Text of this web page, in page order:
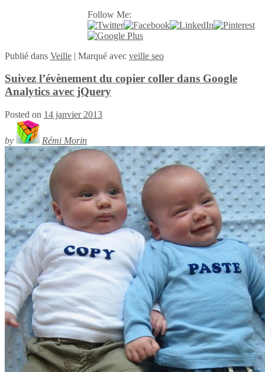
Follow Me:
Publié dans Veille | Marqué avec veille seo
Suivez l’évènement du copier coller dans Google
Analytics avec jQuery
Posted on 14 janvier 2013
by Rémi Morin